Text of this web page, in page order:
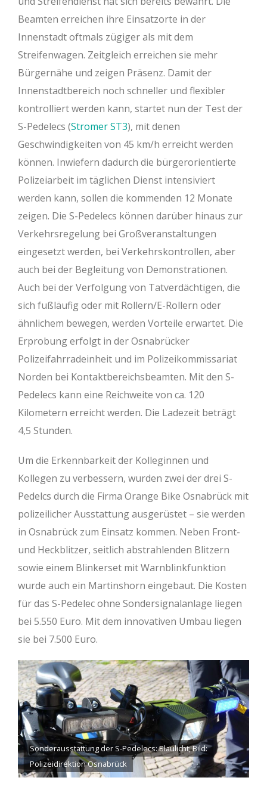
Beamten erreichen ihre Einsatzorte in der
Innenstadt oftmals zügiger als mit dem
Streifenwagen. Zeitgleich erreichen sie mehr
Bürgernähe und zeigen Präsenz. Damit der
Innenstadtbereich noch schneller und flexibler
kontrolliert werden kann, startet nun der Test der
S-Pedelecs (Stromer ST3), mit denen
Geschwindigkeiten von 45 km/h erreicht werden
können. Inwiefern dadurch die bürgerorientierte
Polizeiarbeit im täglichen Dienst intensiviert
werden kann, sollen die kommenden 12 Monate
zeigen. Die S-Pedelecs können darüber hinaus zur
Verkehrsregelung bei Großveranstaltungen
eingesetzt werden, bei Verkehrskontrollen, aber
auch bei der Begleitung von Demonstrationen.
Auch bei der Verfolgung von Tatverdächtigen, die
sich fußläufig oder mit Rollern/E-Rollern oder
ähnlichem bewegen, werden Vorteile erwartet. Die
Erprobung erfolgt in der Osnabrücker
Polizeifahrradeinheit und im Polizeikommissariat
Norden bei Kontaktbereichsbeamten. Mit den S-
Pedelecs kann eine Reichweite von ca. 120
Kilometern erreicht werden. Die Ladezeit beträgt
4,5 Stunden.
Um die Erkennbarkeit der Kolleginnen und
Kollegen zu verbessern, wurden zwei der drei S-
Pedelcs durch die Firma Orange Bike Osnabrück mit
polizeilicher Ausstattung ausgerüstet – sie werden
in Osnabrück zum Einsatz kommen. Neben Front-
und Heckblitzer, seitlich abstrahlenden Blitzern
sowie einem Blinkerset mit Warnblinkfunktion
wurde auch ein Martinshorn eingebaut. Die Kosten
für das S-Pedelec ohne Sondersignalanlage liegen
bei 5.550 Euro. Mit dem innovativen Umbau liegen
sie bei 7.500 Euro.
Sonderausstattung der S-Pedelecs: Blaulicht; Bild:
Polizeidirektion Osnabrück